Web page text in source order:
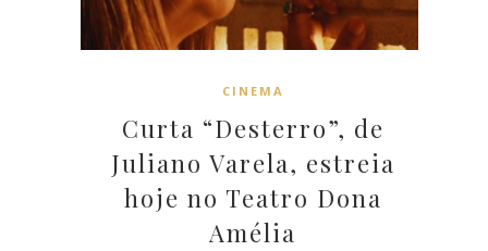
CINEMA
Curta “Desterro”, de
Juliano Varela, estreia
hoje no Teatro Dona
Amélia